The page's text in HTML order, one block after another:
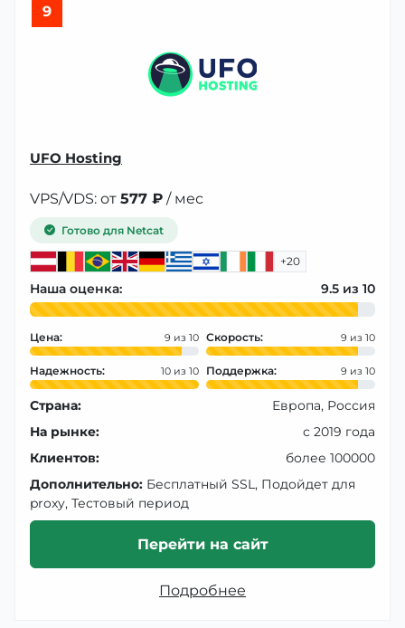
9
UFO Hosting
VPS/VDS: от 577 ₽ / мес
Готово для Netcat
+20
Наша оценка: 9.5
Цена: 9 Скорость: 9
Надежность: 10 Поддержка: 9
Страна:
Европа, Россия
На рынке:
с 2019 года
Клиентов:
более 100000
Дополнительно: Бесплатный SSL, Подойдет для
proxy, Тестовый период
Перейти на сайт
Подробнее